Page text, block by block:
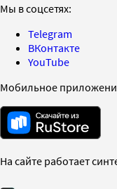
Мы в соцсетях:
Telegram
ВКонтакте
YouTube
Мобильное
На сайте работает